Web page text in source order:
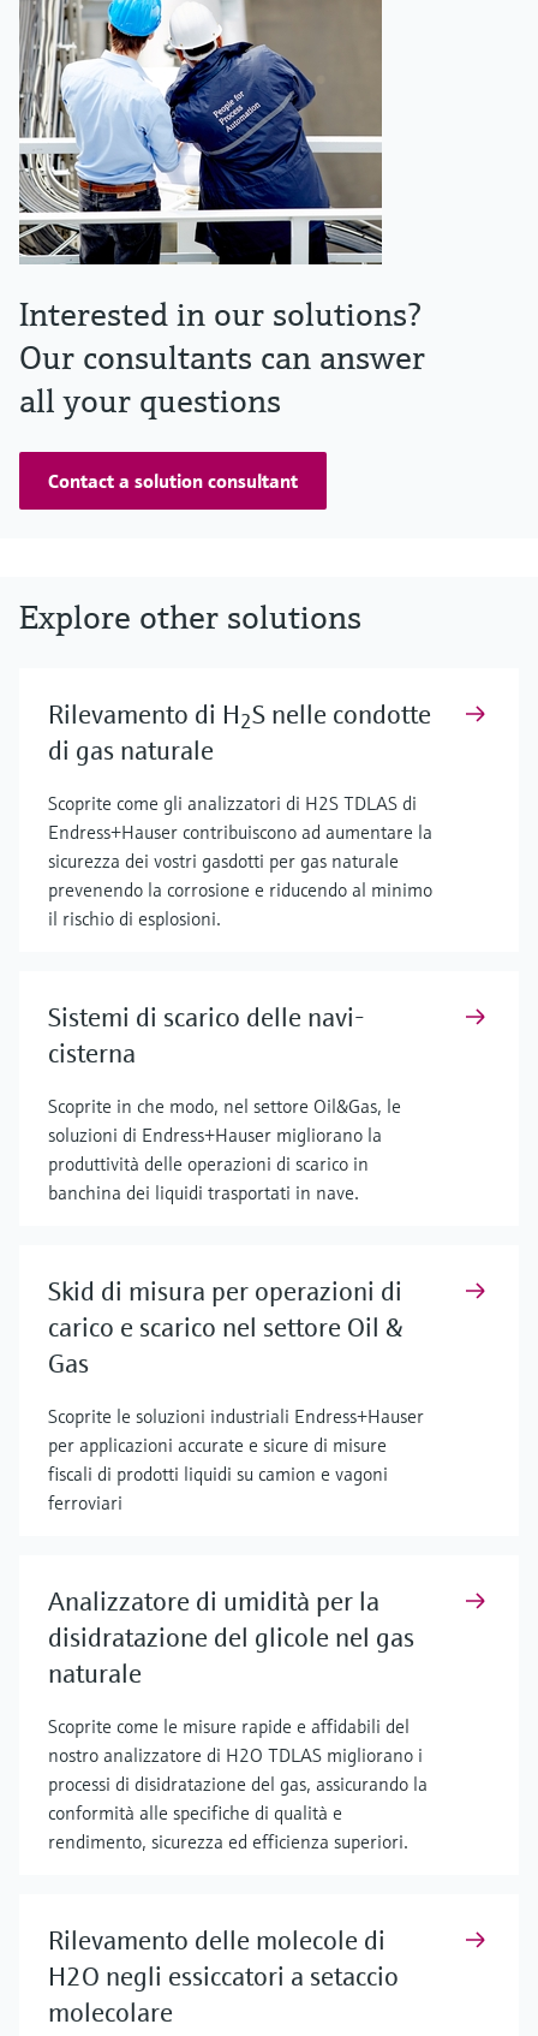
Interested in our solutions?
Our consultants can answer
all your questions
Contact a solution consultant
Explore other solutions
Rilevamento di H2S nelle condotte
di gas naturale
Scoprite come gli analizzatori di H2S TDLAS di
Endress+Hauser contribuiscono ad aumentare la
sicurezza dei vostri gasdotti per gas naturale
prevenendo la corrosione e riducendo al minimo
il rischio di esplosioni.
Sistemi di scarico delle navi-
cisterna
Scoprite in che modo, nel settore Oil&Gas, le
soluzioni di Endress+Hauser migliorano la
produttività delle operazioni di scarico in
banchina dei liquidi trasportati in nave.
Skid di misura per operazioni di
carico e scarico nel settore Oil &
Gas
Scoprite le soluzioni industriali Endress+Hauser
per applicazioni accurate e sicure di misure
fiscali di prodotti liquidi su camion e vagoni
ferroviari
Analizzatore di umidità per la
disidratazione del glicole nel gas
naturale
Scoprite come le misure rapide e affidabili del
nostro analizzatore di H2O TDLAS migliorano i
processi di disidratazione del gas, assicurando la
conformità alle specifiche di qualità e
rendimento, sicurezza ed efficienza superiori.
Rilevamento delle molecole di
H2O negli essiccatori a setaccio
molecolare